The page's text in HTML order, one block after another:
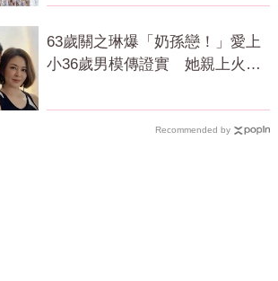
63歲關之琳爆「奶孫戀！」愛上
小36歲男模傳證實 她親上火線
Recommended by